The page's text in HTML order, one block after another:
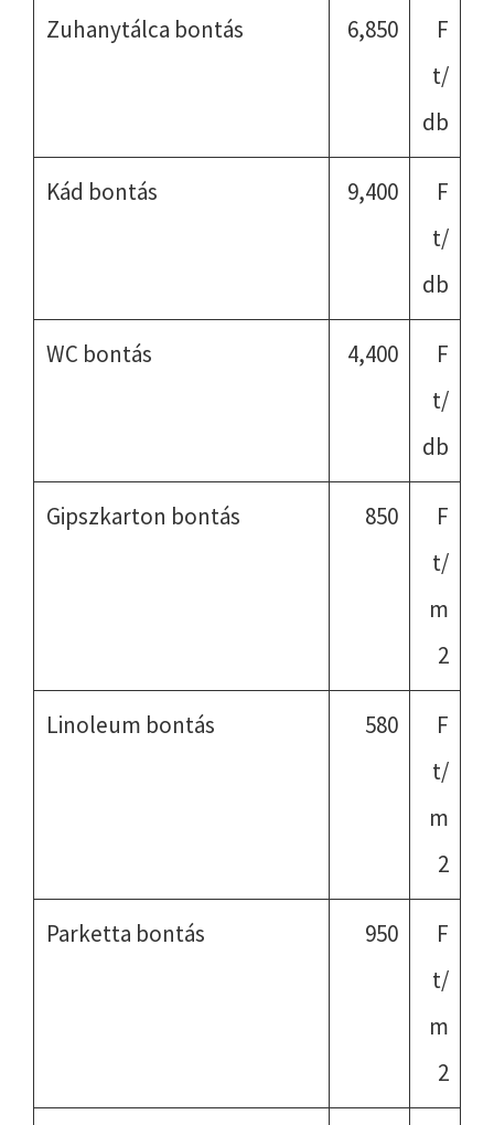
Zuhanytálca bontás 6,850
F
t/
db
Kád bontás 9,400
F
t/
db
WC bontás 4,400
F
t/
db
Gipszkarton bontás 850
F
t/
m
2
Linoleum bontás 580
F
t/
m
2
Parketta bontás 950
F
t/
m
2